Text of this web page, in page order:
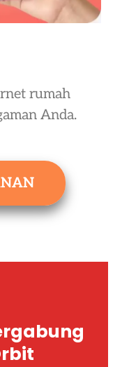
rumah
Anda.